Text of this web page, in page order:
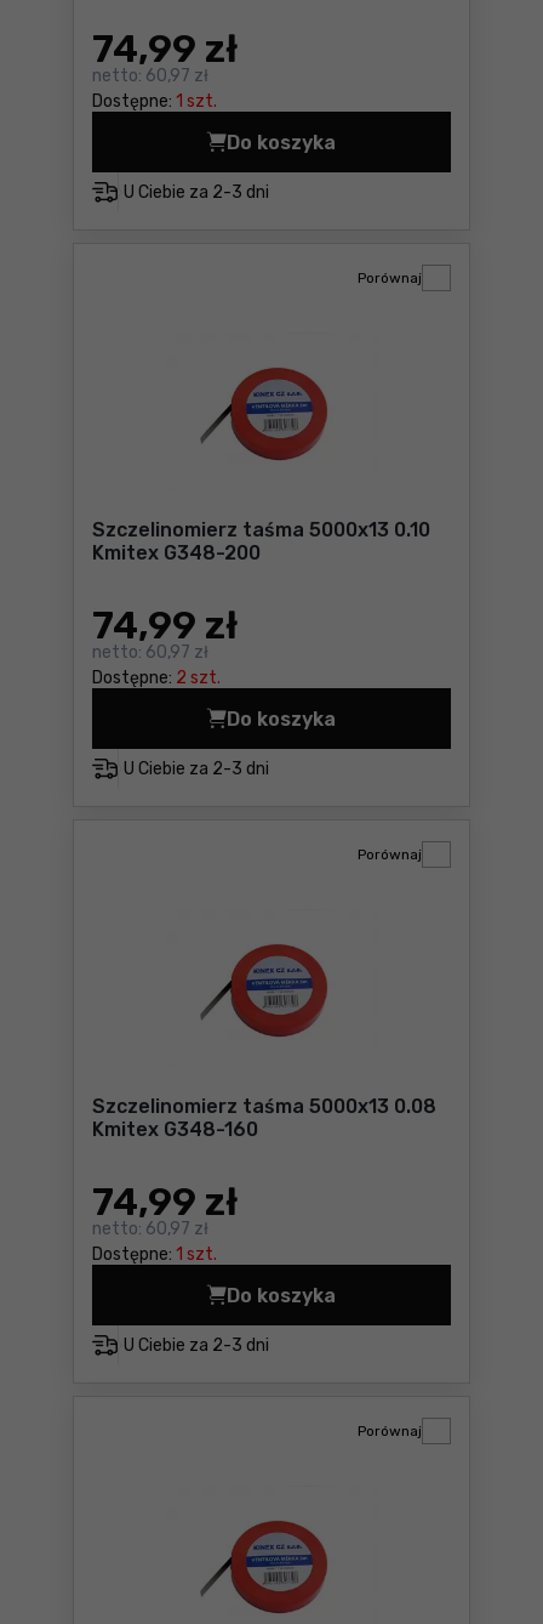
74,99 zł
netto: 60,97 zł
Dostępne: 1 szt.
U Ciebie za 2-3 dni
Do koszyka
Szczelinomierz taśma
Szczelinomierz taśma 5000x13 0.10
Kmitex G348-200
74,99 zł
netto: 60,97 zł
Dostępne: 2 szt.
Porównaj
U Ciebie za 2-3 dni
Do koszyka
Szczelinomierz taśma
Szczelinomierz taśma 5000x13 0.08
Kmitex G348-160
74,99 zł
netto: 60,97 zł
Dostępne: 1 szt.
Porównaj
U Ciebie za 2-3 dni
Do koszyka
Szczelinomierz taśma
Porównaj